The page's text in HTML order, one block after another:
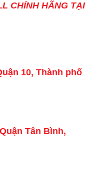
CHÍNH HÃNG TẠI
10, Thành phố
Tân Bình,